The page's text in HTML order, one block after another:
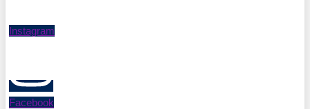
Instagram
Facebook